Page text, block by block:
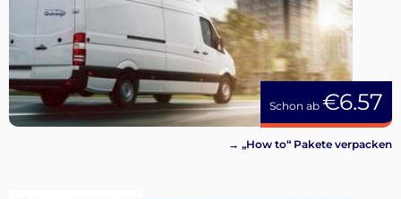
Schon ab €6.57
→ „How to“ Pakete verpacken